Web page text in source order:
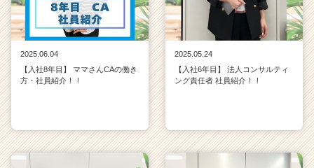
2025.06.04
【入社8年目】 ママさんCAの働き
方・社員紹介！！
2025.05.24
【入社6年目】 法人コンサルティ
ング責任者 社員紹介！！